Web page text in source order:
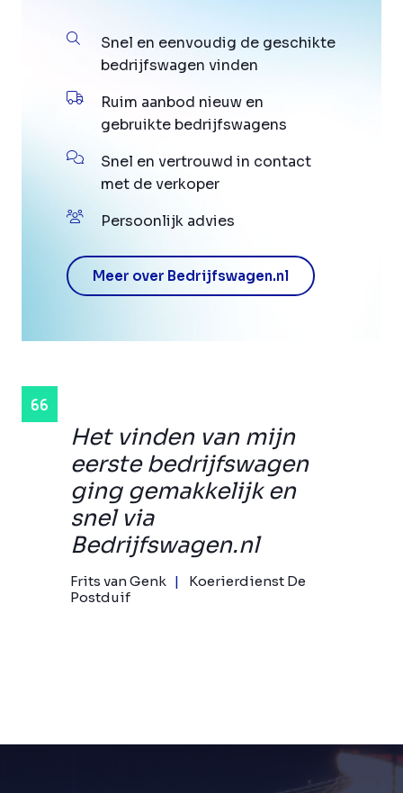
Het vinden van mijn
eerste bedrijfswagen
ging gemakkelijk en
snel via
Bedrijfswagen.nl
Frits van Genk
Koerierdienst De
Postduif
Snel en eenvoudig de geschikte
bedrijfswagen vinden
Ruim aanbod nieuw en
gebruikte bedrijfswagens
Snel en vertrouwd in contact
met de verkoper
Persoonlijk advies
Meer over Bedrijfswagen.nl